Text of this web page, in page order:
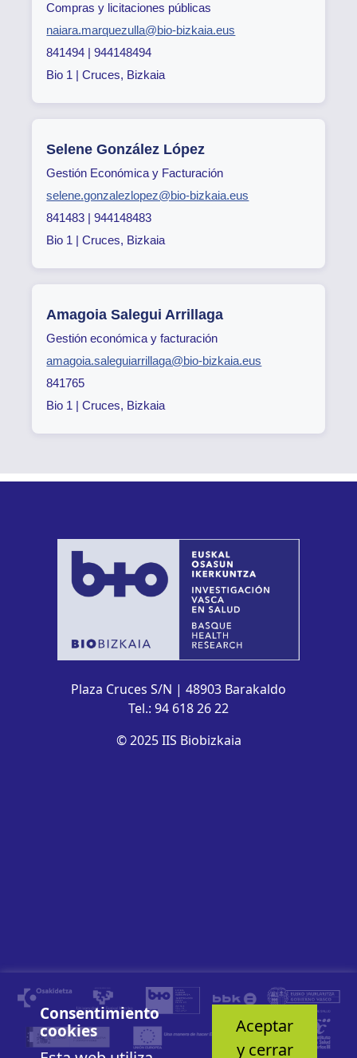
Compras y licitaciones públicas
naiara.marquezulla@bio-bizkaia.eus
841494 | 944148494
Bio 1 | Cruces, Bizkaia
Selene González López
Gestión Económica y Facturación
selene.gonzalezlopez@bio-bizkaia.eus
841483 | 944148483
Bio 1 | Cruces, Bizkaia
Amagoia Salegui Arrillaga
Gestión económica y facturación
amagoia.saleguiarrillaga@bio-bizkaia.eus
841765
Bio 1 | Cruces, Bizkaia
Plaza Cruces S/N | 48903 Barakaldo
Tel.: 94 618 26 22
© 2025 IIS Biobizkaia
Consentimiento
cookies
Aceptar
y cerrar